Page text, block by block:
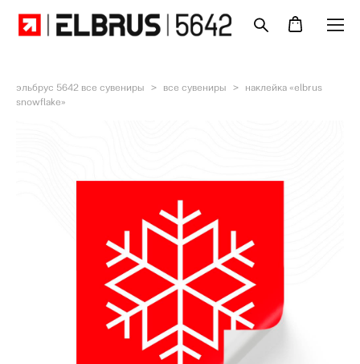
эльбрус 5642 все сувениры > все сувениры >
наклейка «elbrus
snowflake»